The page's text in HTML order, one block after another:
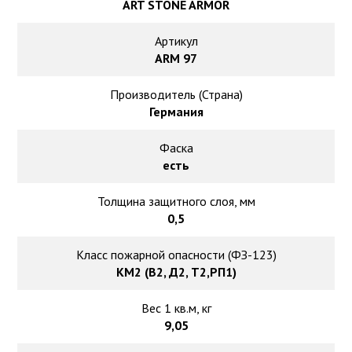
Ковролин под теплый пол
ART STONE ARMOR
Артикул
ARM 97
Производитель (Страна)
Германия
Фаска
есть
Толщина защитного слоя, мм
0,5
Класс пожарной опасности (ФЗ-123)
КМ2 (В2, Д2, Т2,РП1)
Вес 1 кв.м, кг
9,05